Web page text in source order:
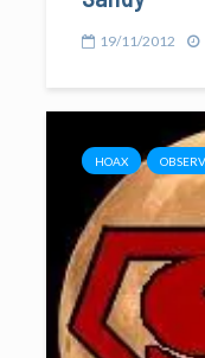
19/11/2012
HOAX